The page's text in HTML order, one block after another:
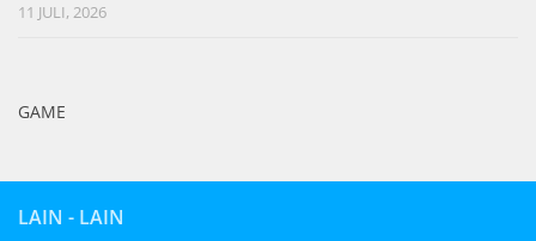
11 JULI, 2026
GAME
LAIN - LAIN